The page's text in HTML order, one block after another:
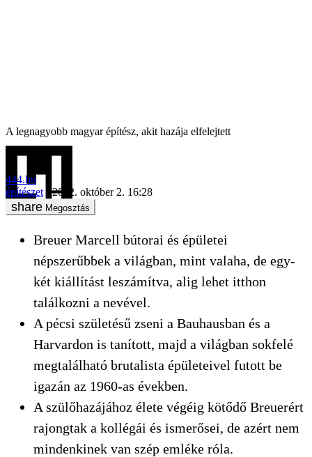
A legnagyobb magyar építész, akit hazája elfelejtett
444.hu
építészet
2022. október 2. 16:28
Megosztás
Breuer Marcell bútorai és épületei
népszerűbbek a világban, mint valaha, de egy-
két kiállítást leszámítva, alig lehet itthon
találkozni a nevével.
A pécsi születésű zseni a Bauhausban és a
Harvardon is tanított, majd a világban sokfelé
megtalálható brutalista épületeivel futott be
igazán az 1960-as években.
A szülőhazájához élete végéig kötődő Breuerért
rajongtak a kollégái és ismerősei, de azért nem
mindenkinek van szép emléke róla.